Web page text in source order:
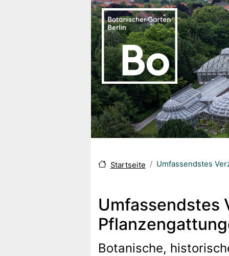
Startseite Umfassendstes
Umfassendstes
Botanische,